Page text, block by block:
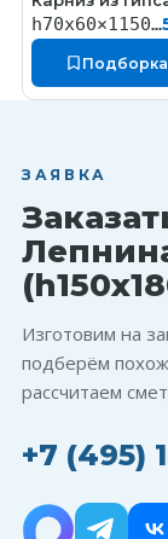
h70x60×1150мм
Подборка
ЗАЯВКА
Изготовим на
подберём
рассчитаем
+7 (495)